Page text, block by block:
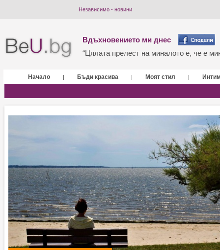
Независимо - новини
Вдъхновението ми днес
“Цялата прелест на миналото е, че е
Начало | Бъди красива | Моят стил |